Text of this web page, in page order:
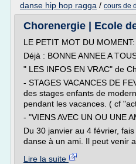
danse hip hop ragga / cours de
Chorenergie | Ecole
LE PETIT MOT DU MOMENT:
Déjà : BONNE ANNEE A
" LES INFOS EN VRAC" de
- STAGES VACANCES DE
des stages enfants de
pendant les vacances. ( cf
- "VIENS AVEC UN OU UNE
Du 30 janvier au 4 février,
danse à un ami. Il peut venir
Lire la suite